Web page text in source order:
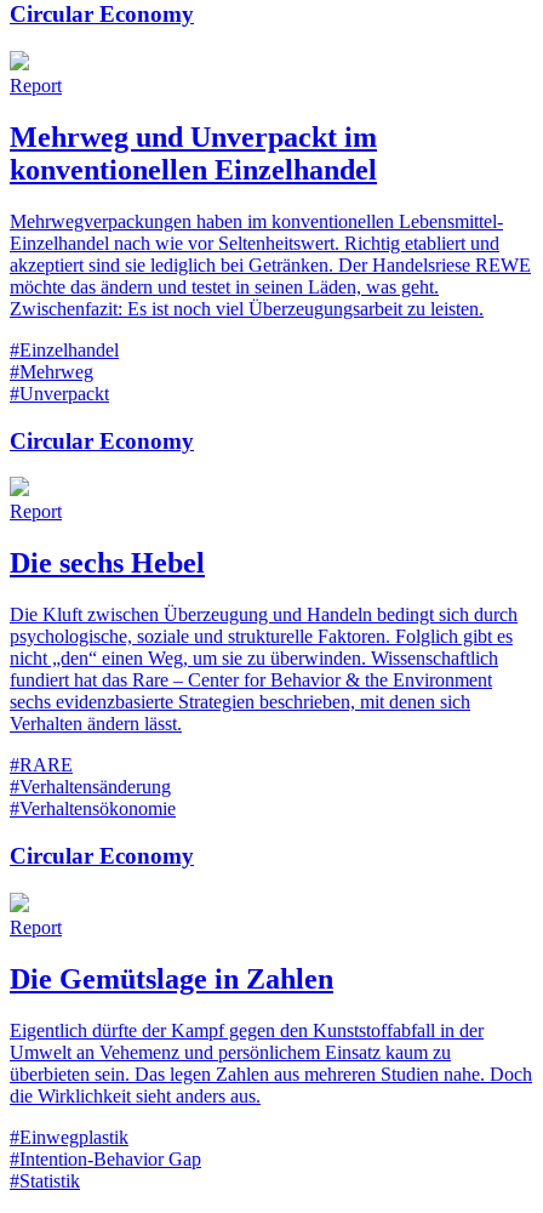
Circular Economy
Report
Mehrweg und Unverpackt im
konventionellen Einzelhandel
Mehrwegverpackungen haben im konventionellen Lebensmittel-
Einzelhandel nach wie vor Seltenheitswert. Richtig etabliert und
akzeptiert sind sie lediglich bei Getränken. Der Handelsriese REWE
möchte das ändern und testet in seinen Läden, was geht.
Zwischenfazit: Es ist noch viel Überzeugungsarbeit zu leisten.
#Einzelhandel
#Mehrweg
#Unverpackt
Circular Economy
Report
Die sechs Hebel
Die Kluft zwischen Überzeugung und Handeln bedingt sich durch
psychologische, soziale und strukturelle Faktoren. Folglich gibt es
nicht „den“ einen Weg, um sie zu überwinden. Wissenschaftlich
fundiert hat das Rare – Center for Behavior & the Environment
sechs evidenzbasierte Strategien beschrieben, mit denen sich
Verhalten ändern lässt.
#RARE
#Verhaltensänderung
#Verhaltensökonomie
Circular Economy
Report
Die Gemütslage in Zahlen
Eigentlich dürfte der Kampf gegen den Kunststoffabfall in der
Umwelt an Vehemenz und persönlichem Einsatz kaum zu
überbieten sein. Das legen Zahlen aus mehreren Studien nahe. Doch
die Wirklichkeit sieht anders aus.
#Einwegplastik
#Intention-Behavior Gap
#Statistik